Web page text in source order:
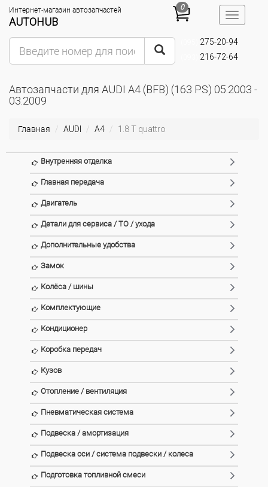
Toggle
0
Интернет-магазин автозапчастей
AUTOHUB
275-20-94
216-72-64
Автозапчасти для AUDI A4 (BFB) (163 PS) 05.2003 -
03.2009
Главная AUDI A4 1.8 T quattro
Внутренняя отделка
Главная передача
Двигатель
Детали для сервиса / ТО / ухода
Дополнительные удобства
Замок
Колёса / шины
Комплектующие
Кондиционер
Коробка передач
Кузов
Отопление / вентиляция
Пневматическая система
Подвеска / амортизация
Подвеска оси / система подвески / колеса
Подготовка топливной смеси